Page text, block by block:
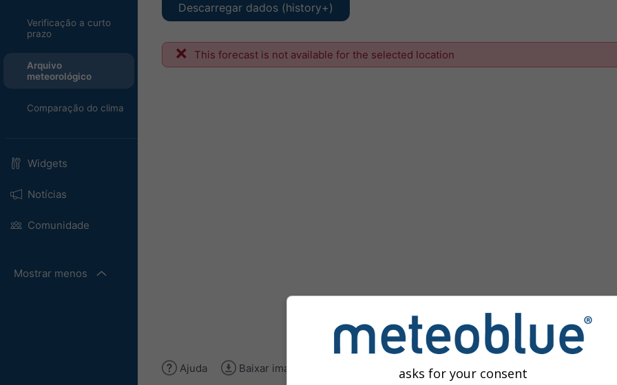
Verificação a curto
prazo
Arquivo
meteorológico
Comparação do clima
Widgets
Notícias
Comunidade
Mostrar menos
Descarregar dados (history+)
This forecast is not available for the selected location
Ajuda Baixar imagem asks for your consent